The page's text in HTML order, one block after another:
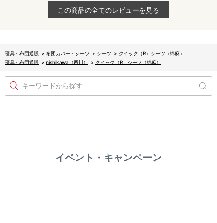
この商品の全てのレビューを見る
寝具・布団通販 > 布団カバー・シーツ > シーツ > クイック（R）シーツ（綿麻）
寝具・布団通販 > nishikawa（西川） > クイック（R）シーツ（綿麻）
キーワードから探す
イベント・キャンペーン